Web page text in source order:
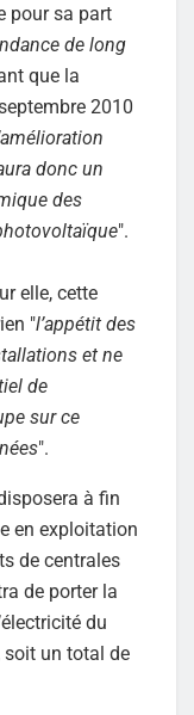
pour sa part
de long
que la
2010
donc un
des
".
elle, cette
"l’appétit des
et ne
de
sur ce
".
à fin
en exploitation
de centrales
de porter la
du
soit un total de